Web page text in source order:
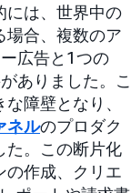
には、世界中の
場合、複数のア
広告と1つの
ありました。こ
障壁となり、
ネルのプロダク
た。この断片化
の作成、クリエ